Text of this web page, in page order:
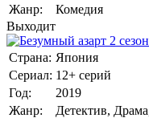
Жанр:
Комедия
Выходит
Страна: Япония
Сериал: 12+ серий
Год:
2019
Жанр:
Детектив,